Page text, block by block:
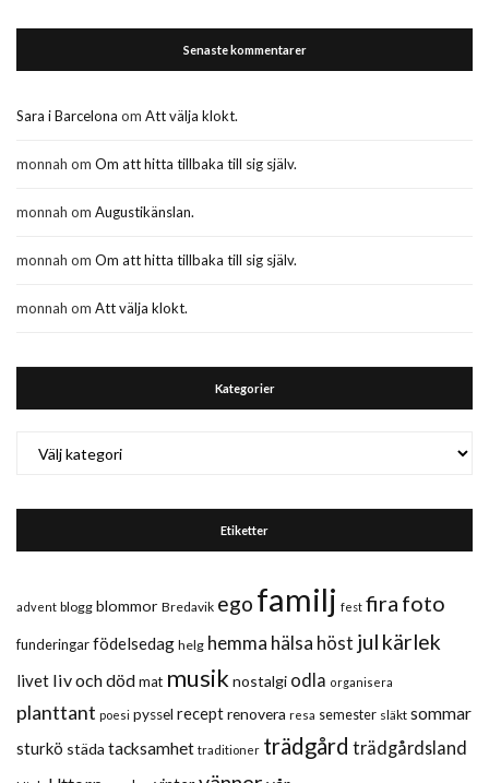
Senaste kommentarer
Sara i Barcelona om Att välja klokt.
monnah om Om att hitta tillbaka till sig själv.
monnah om Augustikänslan.
monnah om Om att hitta tillbaka till sig själv.
monnah om Att välja klokt.
Kategorier
Etiketter
advent blogg blommor Bredavik ego familj fest fira foto
funderingarfödelsedag helg hemma hälsa höst jul kärlek
livet liv och dödmat musik nostalgi odla organisera
planttant poesi pyssel receptrenovera resa semester släkt sommar
sturkö städa tacksamhet traditioner trädgård trädgårdsland